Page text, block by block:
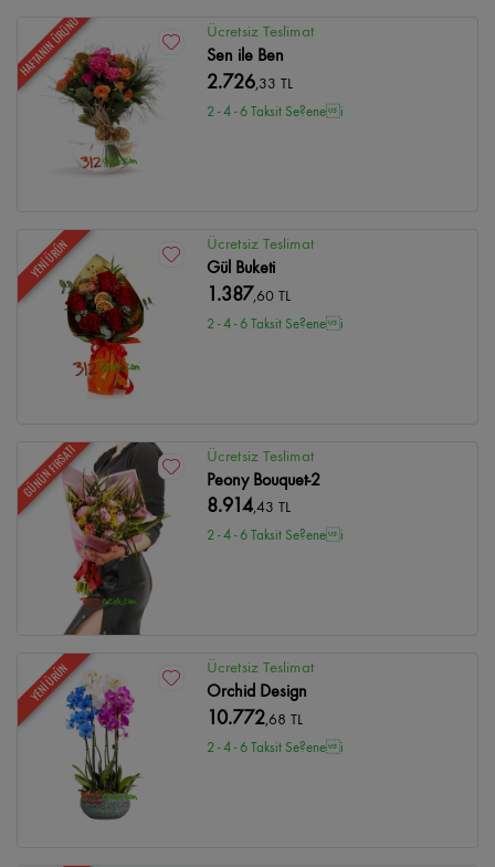
HAFTANIN ÜRÜNÜ Ücretsiz Teslimat
Sen ile Ben
2.726,33 TL
2 - 4 - 6 Taksit Se?enei
YENİ ÜRÜN Ücretsiz Teslimat
Gül Buketi
1.387,60 TL
2 - 4 - 6 Taksit Se?enei
GÜNÜN FIRSATI Ücretsiz Teslimat
Peony Bouquet-2
8.914,43 TL
2 - 4 - 6 Taksit Se?enei
YENİ ÜRÜN Ücretsiz Teslimat
Orchid Design
10.772,68 TL
2 - 4 - 6 Taksit Se?enei